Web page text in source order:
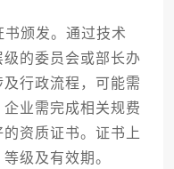
颁发。通过技术
的委员会或部长办
行政流程，可能需
业需完成相关规费
资质证书。证书上
级及有效期。